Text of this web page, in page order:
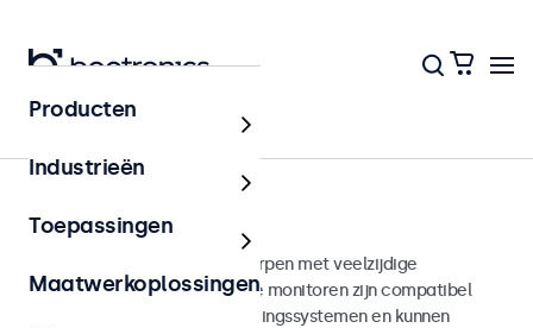
Home
75mm VESA monitoren
75mm VESA monitoren ontworpen met veelzijdige
montagemogelijkheden. Deze monitoren zijn compatibel
met standaard VESA-bevestigingssystemen en kunnen
Producten
Industrieën
Toepassingen
Maatwerkoplossingen